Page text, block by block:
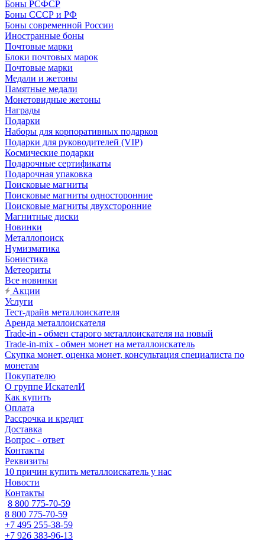
Боны РСФСР
Боны СССР и РФ
Боны современной России
Иностранные боны
Почтовые марки
Блоки почтовых марок
Почтовые марки
Медали и жетоны
Памятные медали
Монетовидные жетоны
Награды
Подарки
Наборы для корпоративных подарков
Подарки для руководителей (VIP)
Космические подарки
Подарочные сертификаты
Подарочная упаковка
Поисковые магниты
Поисковые магниты односторонние
Поисковые магниты двухсторонние
Магнитные диски
Новинки
Металлопоиск
Нумизматика
Бонистика
Метеориты
Все новинки
Акции
Услуги
Тест-драйв металлоискателя
Аренда металлоискателя
Trade-in - обмен старого металлоискателя на новый
Trade-in-mix - обмен монет на металлоискатель
Скупка монет, оценка монет, консультация специалиста по
монетам
Покупателю
О группе ИскателИ
Как купить
Оплата
Рассрочка и кредит
Доставка
Вопрос - ответ
Контакты
Реквизиты
10 причин купить металлоискатель у нас
Новости
Контакты
8 800 775-70-59
8 800 775-70-59
+7 495 255-38-59
+7 926 383-96-13